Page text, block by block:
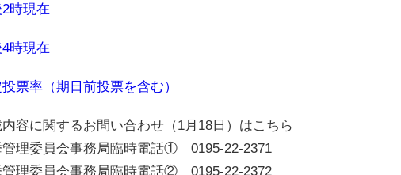
時現在
時現在
票率（期日前投票を含む）
容に関するお問い合わせ（1月18日）はこちら
管理委員会事務局臨時電話① 0195-22-2371
管理委員会事務局臨時電話② 0195-22-2372